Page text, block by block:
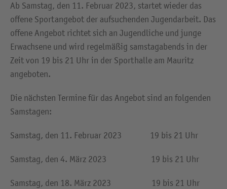
Ab Samstag, den 11. Februar 2023, startet wieder das
offene Sportangebot der aufsuchenden Jugendarbeit. Das
offene Angebot richtet sich an Jugendliche und junge
Erwachsene und wird regelmäßig samstagabends in der
Zeit von 19 bis 21 Uhr in der Sporthalle am Mauritz
angeboten.
Die nächsten Termine für das Angebot sind an folgenden
Samstagen:
Samstag, den 11. Februar 2023 19 bis 21 Uhr
Samstag, den 4. März 2023 19 bis 21 Uhr
Samstag, den 18. März 2023 19 bis 21 Uhr